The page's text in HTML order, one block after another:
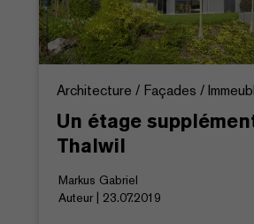
Architecture / Façades /
Un étage
Thalwil
Markus Gabriel
Auteur | 23.07.2019